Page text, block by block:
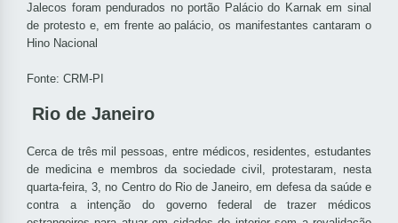
Jalecos foram pendurados no portão Palácio do Karnak em sinal
de protesto e, em frente ao palácio, os manifestantes cantaram o
Hino Nacional
Fonte: CRM-PI
Rio de Janeiro
Cerca de três mil pessoas, entre médicos, residentes, estudantes
de medicina e membros da sociedade civil, protestaram, nesta
quarta-feira, 3, no Centro do Rio de Janeiro, em defesa da saúde e
contra a intenção do governo federal de trazer médicos